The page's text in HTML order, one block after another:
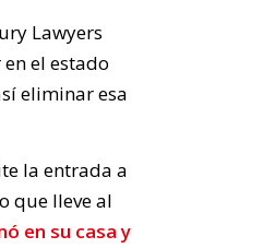
Lawyers
el estado
eliminar esa
la entrada a
que lleve al
en su casa y